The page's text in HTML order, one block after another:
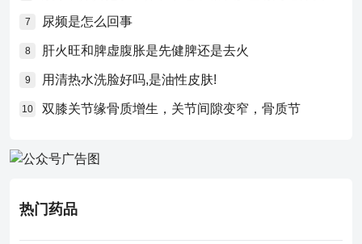
7 尿频是怎么回事
8 肝火旺和脾虚腹胀是先健脾还是去火
9 用清热水洗脸好吗,是油性皮肤!
10 双膝关节缘骨质增生，关节间隙变窄，骨质节
热门药品